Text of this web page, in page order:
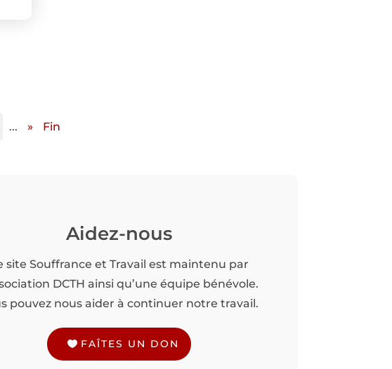
... » Fin
Aidez-nous
site Souffrance et Travail est maintenu par
DCTH ainsi qu’une équipe bénévole.
pouvez nous aider à continuer notre travail.
FAÎTES UN DON